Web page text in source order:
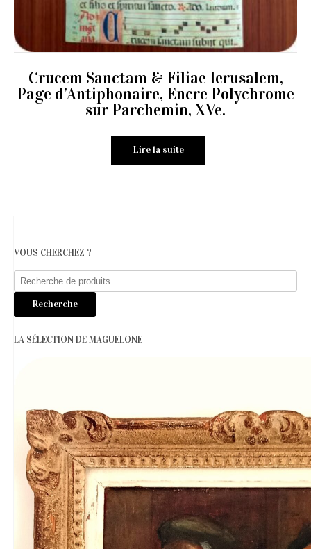
Crucem Sanctam & Filiae Ierusalem,
Page d’Antiphonaire, Encre Polychrome
sur Parchemin, XVe.
Lire la suite
VOUS CHERCHEZ ?
Recherche
pour :
Recherche
LA SÉLECTION DE MAGUELONE